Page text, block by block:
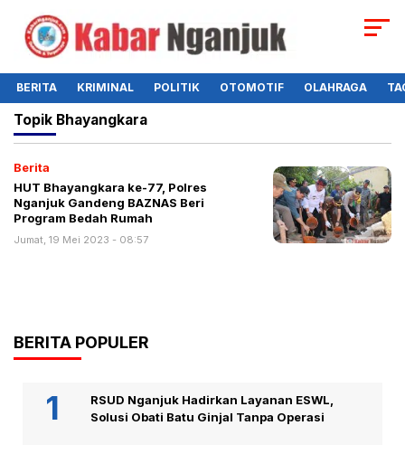
BERITA KRIMINAL POLITIK OTOMOTIF OLAHRAGA
Topik Bhayangkara
Berita
HUT Bhayangkara ke-77, Polres
Nganjuk Gandeng BAZNAS Beri
Program Bedah Rumah
Jumat, 19 Mei 2023 - 08:57
BERITA POPULER
RSUD Nganjuk Hadirkan Layanan ESWL,
Solusi Obati Batu Ginjal Tanpa Operasi